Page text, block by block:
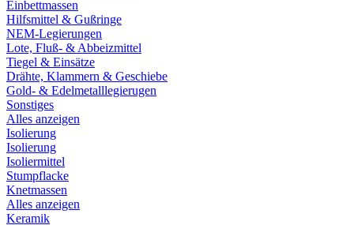
Einbettmassen
Hilfsmittel & Gußringe
NEM-Legierungen
Lote, Fluß- & Abbeizmittel
Tiegel & Einsätze
Drähte, Klammern & Geschiebe
Gold- & Edelmetalllegierugen
Sonstiges
Alles anzeigen
Isolierung
Isolierung
Isoliermittel
Stumpflacke
Knetmassen
Alles anzeigen
Keramik